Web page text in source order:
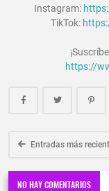
Instagram:
TikTok:
https://
Entradas más
NO HAY COMENTARIOS